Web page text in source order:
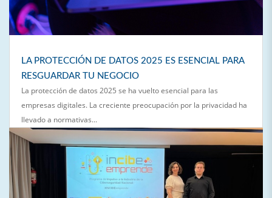
LA PROTECCIÓN DE DATOS 2025 ES ESENCIAL PARA
RESGUARDAR TU NEGOCIO
La protección de datos 2025 se ha vuelto esencial para las
empresas digitales. La creciente preocupación por la privacidad ha
llevado a normativas...